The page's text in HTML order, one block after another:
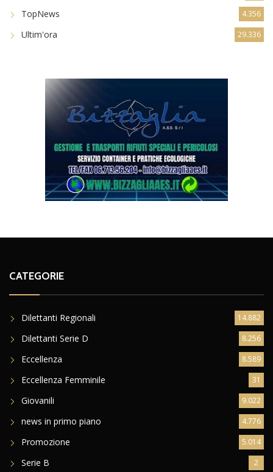
TopNews 4.356
Ultim'ora 29.336
CATEGORIE
Dilettanti Regionali 14.882
Dilettanti Serie D 8.256
Eccellenza 8.589
Eccellenza Femminile 31
Giovanili 9.022
news in primo piano 4.776
Promozione 5.014
Serie B 2